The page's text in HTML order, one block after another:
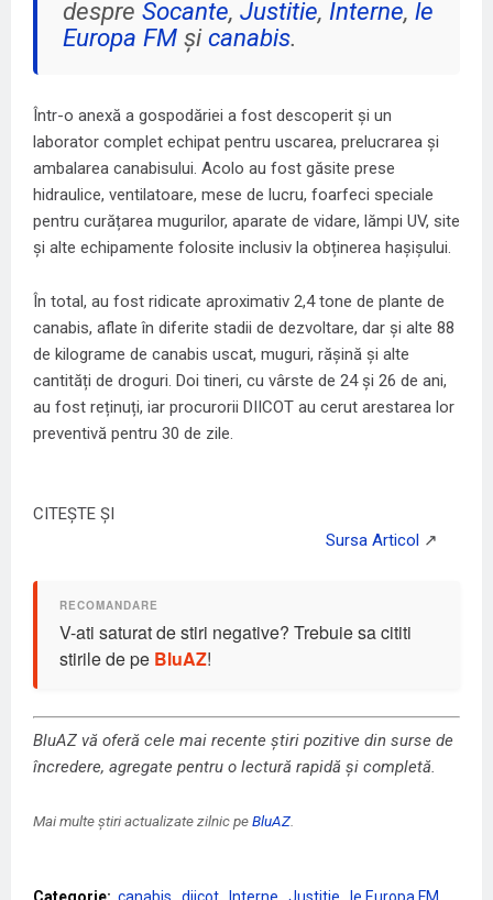
despre Socante, Justitie, Interne, le
Europa FMșicanabis.
Într-o anexă a gospodăriei a fost descoperit și un
laborator complet echipat pentru uscarea, prelucrarea și
ambalarea canabisului. Acolo au fost găsite prese
hidraulice, ventilatoare, mese de lucru, foarfeci speciale
pentru curățarea mugurilor, aparate de vidare, lămpi UV, site
și alte echipamente folosite inclusiv la obținerea hașișului.
În total, au fost ridicate aproximativ 2,4 tone de plante de
canabis, aflate în diferite stadii de dezvoltare, dar și alte 88
de kilograme de canabis uscat, muguri, rășină și alte
cantități de droguri. Doi tineri, cu vârste de 24 și 26 de ani,
au fost reținuți, iar procurorii DIICOT au cerut arestarea lor
preventivă pentru 30 de zile.
CITEȘTE ȘI
V-ati saturat de stiri negative? Trebuie sa cititi
stirile de pe BluAZ!
BluAZ vă oferă cele mai recente știri pozitive din surse de
încredere, agregate pentru o lectură rapidă și completă.
Mai multe știri actualizate zilnic peBluAZ
Categorie: canabis diicot Interne Justitie le Europa FM